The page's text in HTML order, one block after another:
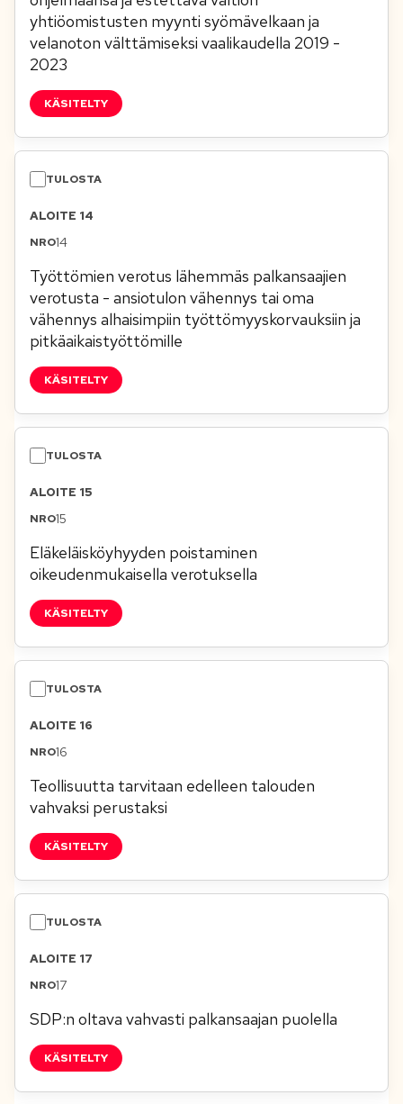
yhtiöomistusten myynti syömävelkaan ja
velanoton välttämiseksi vaalikaudella 2019 -
2023
KÄSITELTY
ALOITE 14
14
Työttömien verotus lähemmäs palkansaajien
verotusta - ansiotulon vähennys tai oma
vähennys alhaisimpiin työttömyyskorvauksiin ja
pitkäaikaistyöttömille
KÄSITELTY
ALOITE 15
15
Eläkeläisköyhyyden poistaminen
oikeudenmukaisella verotuksella
KÄSITELTY
ALOITE 16
16
Teollisuutta tarvitaan edelleen talouden
vahvaksi perustaksi
KÄSITELTY
ALOITE 17
17
SDP:n oltava vahvasti palkansaajan puolella
KÄSITELTY